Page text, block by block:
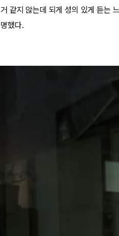
거 같지 않는데 되게 성의 있게 듣는
명했다.